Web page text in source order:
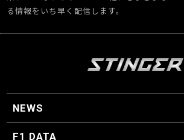
る情報をいち早く配信します。
NEWS
F1 ニュース
F1 DATA